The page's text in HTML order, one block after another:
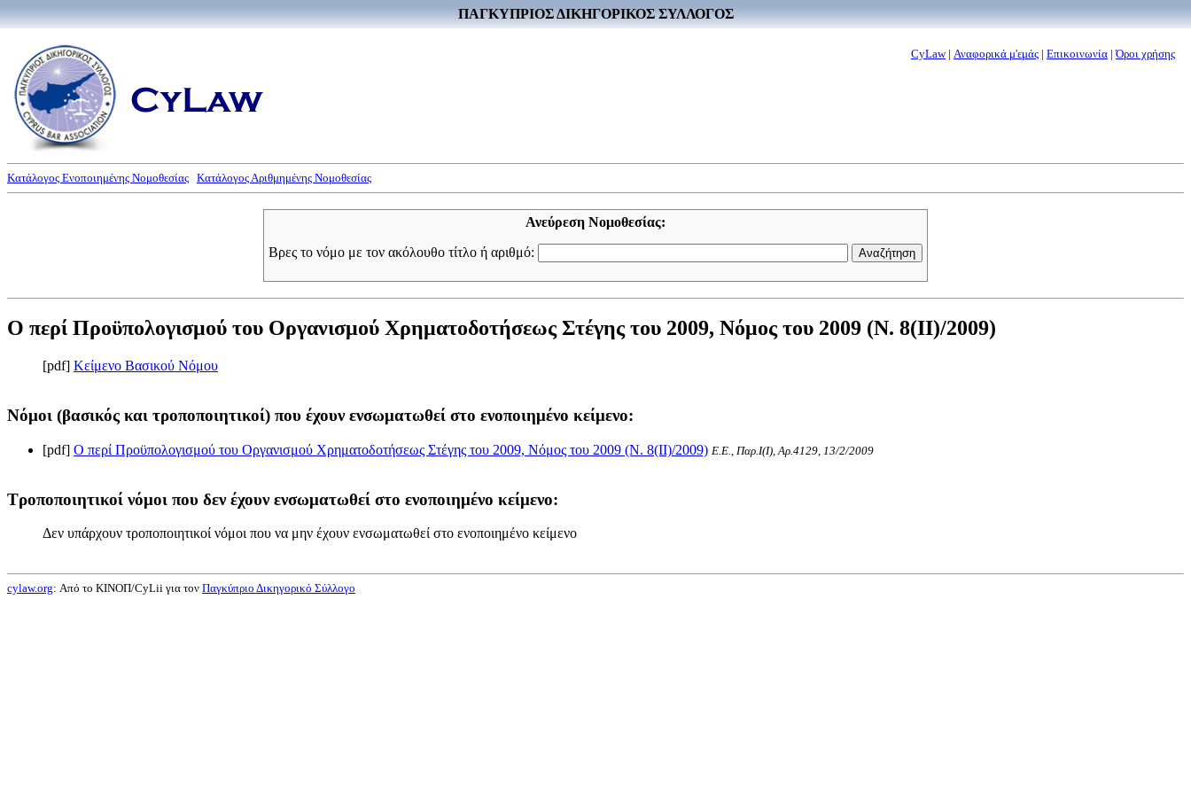
ΠΑΓΚΥΠΡΙΟΣ ΔΙΚΗΓΟΡΙΚΟΣ ΣΥΛΛΟΓΟΣ
CyLaw| Αναφορικά μ'εμάς | Επικοινωνία |Όροι χρήσης
Κατάλογος Ενοποιημένης Νομοθεσίας Κατάλογος Αριθμημένης Νομοθεσίας
Ανεύρεση Νομοθεσίας:
Βρες το νόμο με τον ακόλουθο τίτλο ή αριθμό:
Ο περί Προϋπολογισμού του Οργανισμού Χρηματοδοτήσεως Στέγης του 2009, Νόμος του 2009 (Ν. 8(II)/2009)
[pdf] Κείμενο Βασικού Νόμου
Νόμοι (βασικός και τροποποιητικοί) που έχουν ενσωματωθεί στο ενοποιημένο κείμενο:
[pdf] Ο περί Προϋπολογισμού του Οργανισμού Χρηματοδοτήσεως Στέγης του 2009, Νόμος του 2009 (Ν. 8(II)/2009) Ε.Ε., Παρ.Ι(I), Αρ.4129, 13/2/2009
Τροποποιητικοί νόμοι που δεν έχουν ενσωματωθεί στο ενοποιημένο κείμενο:
Δεν υπάρχουν τροποποιητικοί νόμοι που να μην έχουν ενσωματωθεί στο ενοποιημένο κείμενο
cylaw.org: Από το ΚΙΝOΠ/CyLii για τον Παγκύπριο Δικηγορικό Σύλλογο